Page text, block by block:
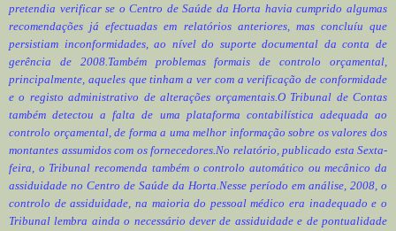
pretendia verificar se o Centro de Saúde da Horta havia cumprido algumas
recomendações já efectuadas em relatórios anteriores, mas concluíu que
persistiam inconformidades, ao nível do suporte documental da conta de
gerência de 2008.Também problemas formais de controlo orçamental,
principalmente, aqueles que tinham a ver com a verificação de conformidade
e o registo administrativo de alterações orçamentais.O Tribunal de Contas
também detectou a falta de uma plataforma contabilística adequada ao
controlo orçamental, de forma a uma melhor informação sobre os valores dos
montantes assumidos com os fornecedores.No relatório, publicado esta Sexta-
feira, o Tribunal recomenda também o controlo automático ou mecânico da
assiduidade no Centro de Saúde da Horta.Nesse período em análise, 2008, o
controlo de assiduidade, na maioria do pessoal médico era inadequado e o
Tribunal lembra ainda o necessário dever de assiduidade e de pontualidade